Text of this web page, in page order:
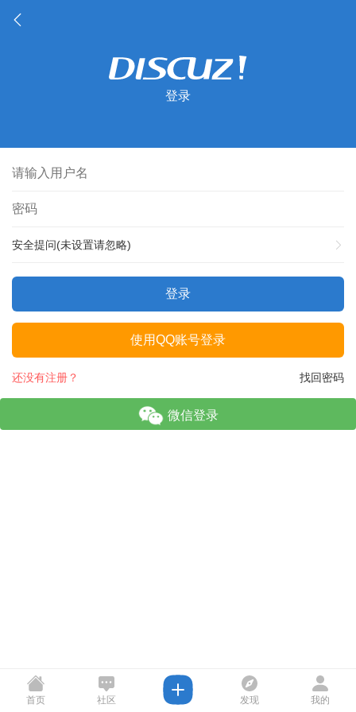
登录
安全提问(未设置请忽略)
登录
使用QQ账号登录
找回密码
还没有注册？
微信登录
首页 社区 发现 我的